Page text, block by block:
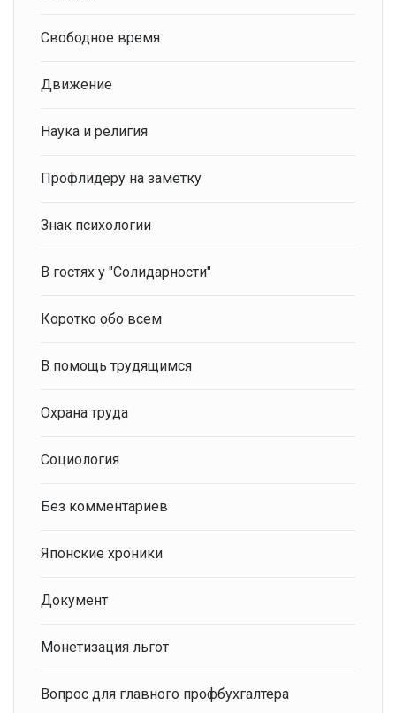
Свободное время
Движение
Наука и религия
Профлидеру на заметку
Знак психологии
В гостях у "Солидарности"
Коротко обо всем
В помощь трудящимся
Охрана труда
Социология
Без комментариев
Японские хроники
Документ
Монетизация льгот
Вопрос для главного профбухгалтера